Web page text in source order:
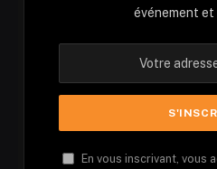
événement et
En vous inscrivant, vous